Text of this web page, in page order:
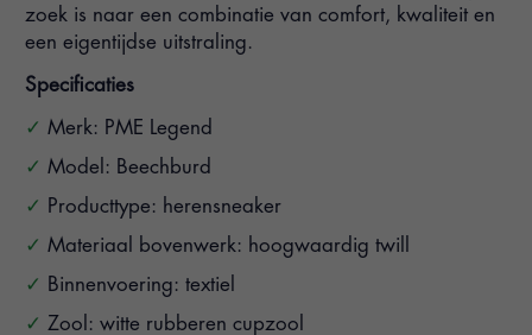
zoek is naar een combinatie van comfort, kwaliteit en
een eigentijdse uitstraling.
Specificaties
Merk: PME Legend
Model: Beechburd
Producttype: herensneaker
Materiaal bovenwerk: hoogwaardig twill
Binnenvoering: textiel
Zool: witte rubberen cupzool